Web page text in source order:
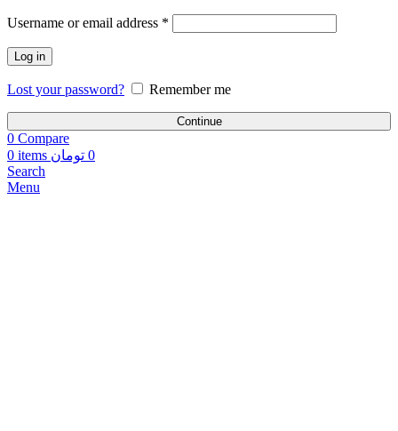
Username or email address *
Log in
Lost your password? Remember me
Continue
0 Compare
0 items 0 تومان
Search
Menu